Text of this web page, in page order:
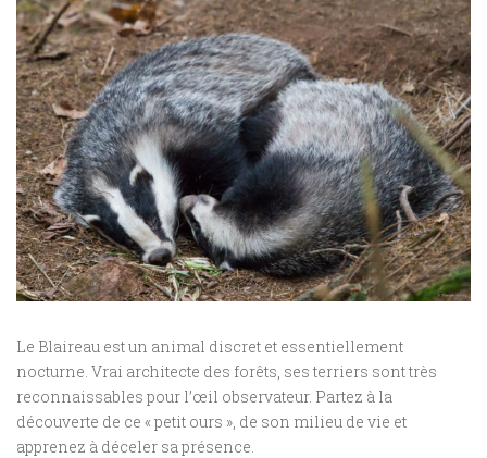
Le Blaireau estun animal discret et essentiellement
nocturne. Vrai architecte des forêts, ses terriers sont très
reconnaissables pour l’œil observateur. Partez à la
découverte de ce « petit ours », de son milieu de vie et
apprenez à déceler sa présence.